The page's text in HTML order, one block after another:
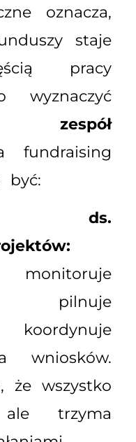
oznacza,
staje
pracy
wyznaczyć
fundraising
być:
ds.
pilnuje
wniosków.
że wszystko
trzyma